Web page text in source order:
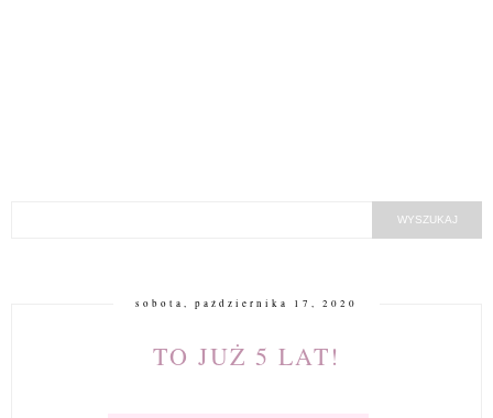
sobota, października 17, 2020
TO JUŻ 5 LAT!